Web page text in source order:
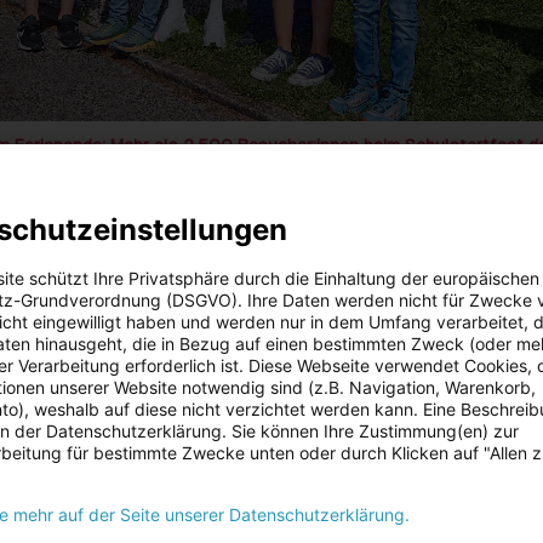
Ferienende: Mehr als 2.500 Besucher:innen beim Schulstartfest
Zu dieser Meldung gibt es:
in den Sommerferien stand auch heuer wieder ganz im Zeichen
Energie AG in Timelkam: Mehr als 2.500 Besucher:innen
Welt der Energieversorgung einzutauchen. Zahlreiche
und Ausprobieren ein. Ein Publikumsmagnet war auch der
Eder & Band.
wir Kinder und Jugendliche auf eine spannende Reise in
mitnehmen. Unser Kraftwerksstandort in Timelkam bietet
Es ist uns ein besonderes Anliegen, jungen Menschen
faszinierende Thema Energie zu ermöglichen und ihre
Umso mehr freut es mich, dass so viele Besucherinnen und
schützt Ihre Privatsphäre durch die Einhaltung der europäischen
Grundverordnung (DSGVO). Ihre Daten werden nicht für Zwecke
eingewilligt haben und werden nur in dem Umfang verarbeitet,
hinausgeht, die in Bezug auf einen bestimmten Zweck (oder
Verarbeitung erforderlich ist. Diese Webseite verwendet Cookies,
unserer Website notwendig sind (z.B. Navigation, Warenkorb,
weshalb auf diese nicht verzichtet werden kann. Eine
der Datenschutzerklärung. Sie können Ihre Zustimmung(en) zur
für bestimmte Zwecke unten oder durch Klicken auf "Allen
mehr auf der Seite unserer Datenschutzerklärung.